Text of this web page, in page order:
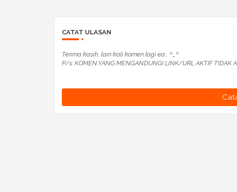
CATAT ULASAN
Terima kasih, lain kali komen lagi ea... ^_^
P/s: KOMEN YANG MENGANDUNGI LINK/URL AKTIF TIDAK